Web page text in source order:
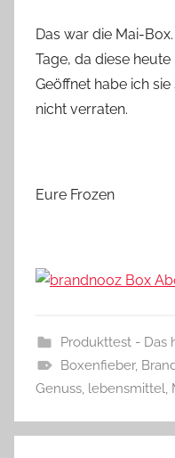
Das war die Mai-
Tage, da diese
Geöffnet habe ich
nicht verraten.
Eure Frozen
Produkttest - Das
Boxenfieber,
Genuss, lebensmittel,